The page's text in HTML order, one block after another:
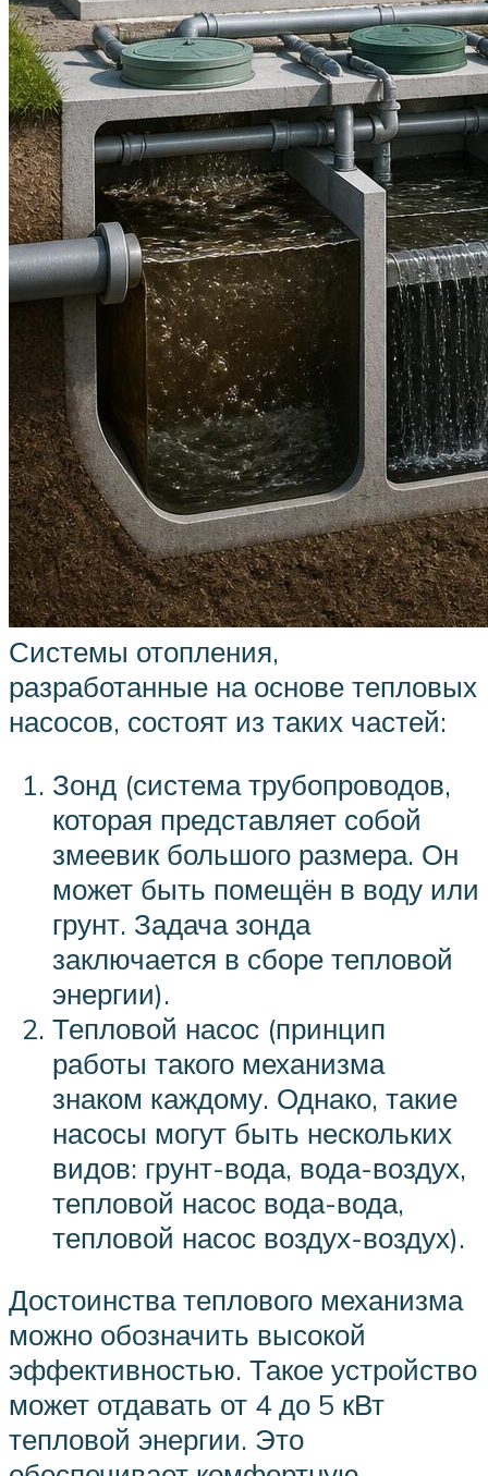
Системы отопления,
разработанные на основе тепловых
насосов, состоят из таких частей:
Зонд (система трубопроводов,
которая представляет собой
змеевик большого размера. Он
может быть помещён в воду или
грунт. Задача зонда
заключается в сборе тепловой
энергии).
Тепловой насос (принцип
работы такого механизма
знаком каждому. Однако, такие
насосы могут быть нескольких
видов: грунт-вода, вода-воздух,
тепловой насос вода-вода,
тепловой насос воздух-воздух).
Достоинства теплового механизма
можно обозначить высокой
эффективностью. Такое устройство
может отдавать от 4 до 5 кВт
тепловой энергии. Это